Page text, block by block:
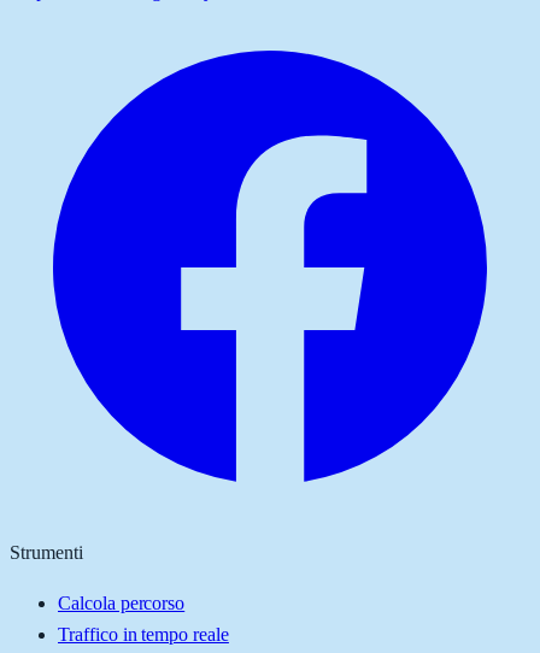
Strumenti
Calcola percorso
Traffico in tempo reale